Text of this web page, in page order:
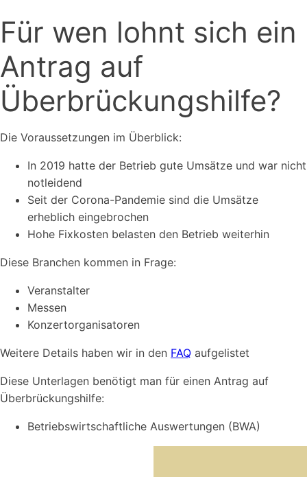
Für wen lohnt sich ein
Antrag auf
Überbrückungshilfe?
Die Voraussetzungen im Überblick:
In 2019 hatte der Betrieb gute Umsätze und war nicht
notleidend
Seit der Corona-Pandemie sind die Umsätze
erheblich eingebrochen
Hohe Fixkosten belasten den Betrieb weiterhin
Diese Branchen kommen in Frage:
Veranstalter
Messen
Konzertorganisatoren
Weitere Details haben wir in den FAQ aufgelistet
Diese Unterlagen benötigt man für einen Antrag auf
Überbrückungshilfe:
Betriebswirtschaftliche Auswertungen (BWA)